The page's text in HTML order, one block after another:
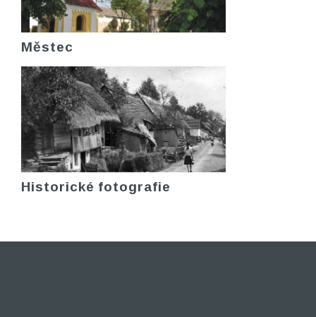
Městec
Historické fotografie